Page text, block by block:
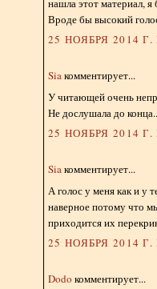
нашла этот материал,
Вроде бы высокий
25 НОЯБРЯ 2014 Г.
Siaкомментирует...
У читающей очень
Не дослушала до
25 НОЯБРЯ 2014 Г.
Siaкомментирует...
А голос у меня как и у
наверное потому что
приходится их
25 НОЯБРЯ 2014 Г.
Dodo комментирует...